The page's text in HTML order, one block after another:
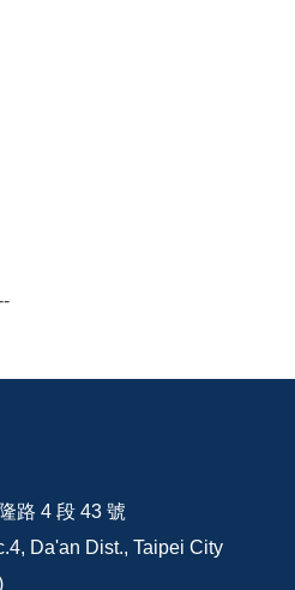
路 4 段 43 號
Da'an Dist., Taipei City